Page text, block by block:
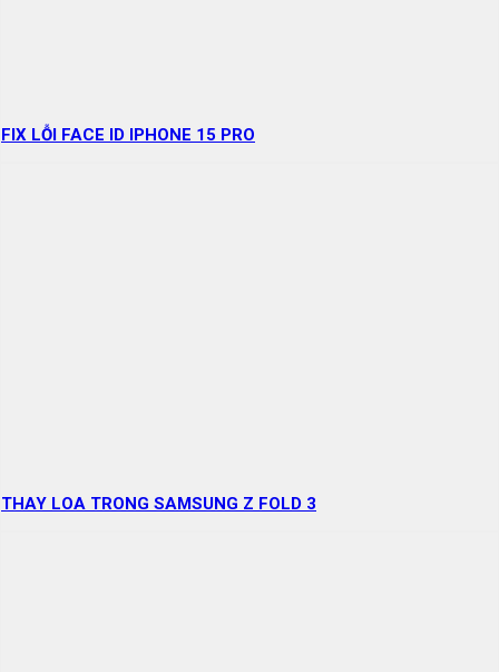
FIX LỖI FACE ID IPHONE 15 PRO
THAY LOA TRONG SAMSUNG Z FOLD 3